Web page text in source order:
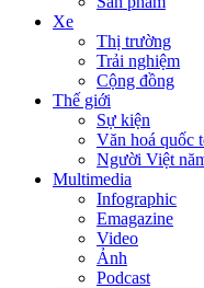
Xe
Thị trường
Trải nghiệm
Cộng đồng
Thế giới
Sự kiện
Văn hoá quốc
Người Việt
Multimedia
Infographic
Emagazine
Video
Ảnh
Podcast